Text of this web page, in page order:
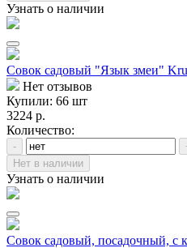
Узнать о наличии
Совок садовый "Язык змеи"
Нет отзывов
Купили: 66 шт
3224 р.
Количество:
-
Нет в наличии
Узнать о наличии
Совок садовый, посадочный, с